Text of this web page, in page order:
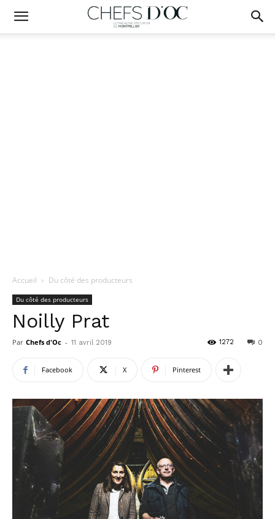
Accueil Du côté des producteurs
Du côté des producteurs
Noilly Prat
Par Chefs d'Oc - 11 avril 2019 0
1272
Facebook X Pinterest